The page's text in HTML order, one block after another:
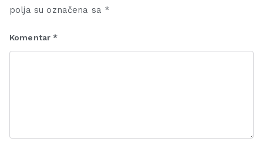
polja su označena sa *
Komentar*